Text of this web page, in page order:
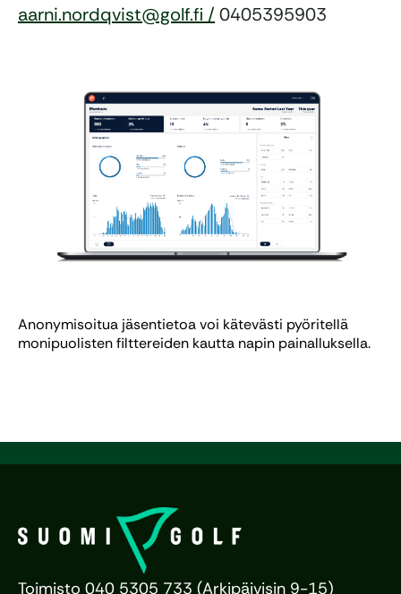
aarni.nordqvist@golf.fi / 0405395903
Anonymisoitua jäsentietoa voi kätevästi pyöritellä
monipuolisten filttereiden kautta napin painalluksella.
Toimisto 040 5305 733 (Arkipäivisin 9-15)